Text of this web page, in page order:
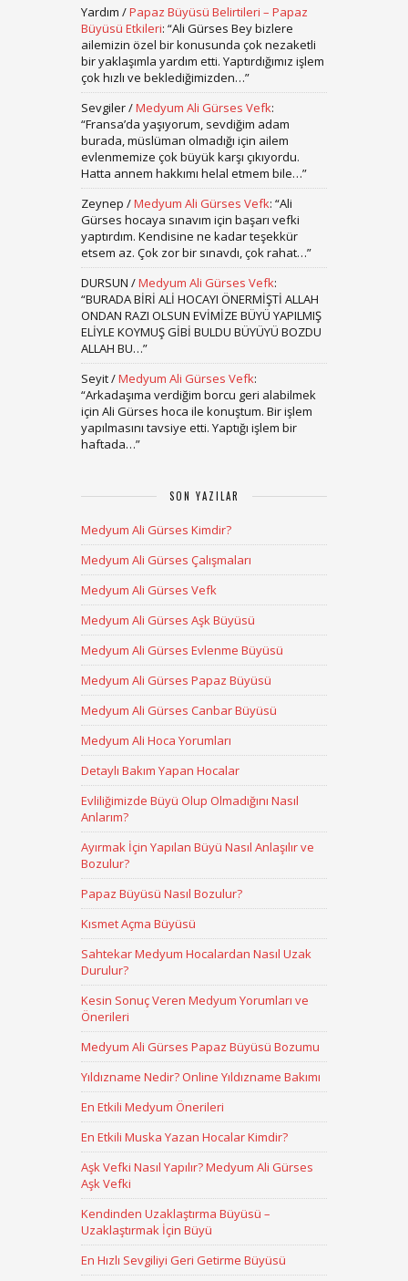
Yardım /Papaz Büyüsü Belirtileri – Papaz
Büyüsü Etkileri: “Ali Gürses Bey bizlere
ailemizin özel bir konusunda çok nezaketli
bir yaklaşımla yardım etti. Yaptırdığımız işlem
çok hızlı ve beklediğimizden…”
Sevgiler/Medyum Ali Gürses Vefk:
“Fransa’da yaşıyorum, sevdiğim adam
burada, müslüman olmadığı için ailem
evlenmemize çok büyük karşı çıkıyordu.
Hatta annem hakkımı helal etmem bile…”
Zeynep /Medyum Ali Gürses Vefk: “Ali
Gürses hocaya sınavım için başarı vefki
yaptırdım. Kendisine ne kadar teşekkür
etsem az. Çok zor bir sınavdı, çok rahat…”
DURSUN /Medyum Ali Gürses Vefk:
“BURADA BİRİ ALİ HOCAYI ÖNERMİŞTİ ALLAH
ONDAN RAZI OLSUN EVİMİZE BÜYÜ YAPILMIŞ
ELİYLE KOYMUŞ GİBİ BULDU BÜYÜYÜ BOZDU
ALLAH BU…”
Seyit/Medyum Ali Gürses Vefk:
“Arkadaşıma verdiğim borcu geri alabilmek
için Ali Gürses hoca ile konuştum. Bir işlem
yapılmasını tavsiye etti. Yaptığı işlem bir
haftada…”
SON YAZILAR
Medyum Ali Gürses Kimdir?
Medyum Ali Gürses Çalışmaları
Medyum Ali Gürses Vefk
Medyum Ali Gürses Aşk Büyüsü
Medyum Ali Gürses Evlenme Büyüsü
Medyum Ali Gürses Papaz Büyüsü
Medyum Ali Gürses Canbar Büyüsü
Medyum Ali Hoca Yorumları
Detaylı Bakım Yapan Hocalar
Evliliğimizde Büyü Olup Olmadığını Nasıl
Anlarım?
Ayırmak İçin Yapılan Büyü Nasıl Anlaşılır ve
Bozulur?
Papaz Büyüsü Nasıl Bozulur?
Kısmet Açma Büyüsü
Sahtekar Medyum Hocalardan Nasıl Uzak
Durulur?
Kesin Sonuç Veren Medyum Yorumları ve
Önerileri
Medyum Ali Gürses Papaz Büyüsü Bozumu
Yıldızname Nedir? Online Yıldızname Bakımı
En Etkili Medyum Önerileri
En Etkili Muska Yazan Hocalar Kimdir?
Aşk Vefki Nasıl Yapılır? Medyum Ali Gürses
Aşk Vefki
Kendinden Uzaklaştırma Büyüsü –
Uzaklaştırmak İçin Büyü
En Hızlı Sevgiliyi Geri Getirme Büyüsü